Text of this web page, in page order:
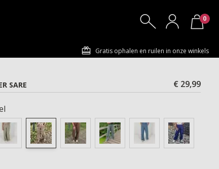
0
Gratis ophalen en ruilen in onze winkels
SARE
€ 29,99